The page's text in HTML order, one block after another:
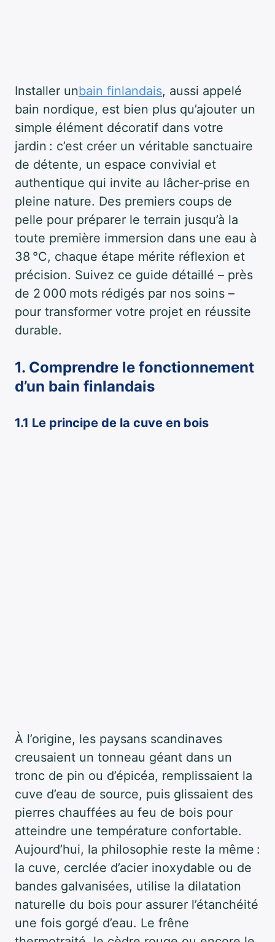
Installer unbain finlandais, aussi appelé
bain nordique, est bien plus qu’ajouter un
simple élément décoratif dans votre
jardin : c’est créer un véritable sanctuaire
de détente, un espace convivial et
authentique qui invite au lâcher‑prise en
pleine nature. Des premiers coups de
pelle pour préparer le terrain jusqu’à la
toute première immersion dans une eau à
38 °C, chaque étape mérite réflexion et
précision. Suivez ce guide détaillé – près
de 2 000 mots rédigés par nos soins –
pour transformer votre projet en réussite
durable.
1. Comprendre le fonctionnement
d’un bain finlandais
1.1 Le principe de la cuve en bois
À l’origine, les paysans scandinaves
creusaient un tonneau géant dans un
tronc de pin ou d’épicéa, remplissaient la
cuve d’eau de source, puis glissaient des
pierres chauffées au feu de bois pour
atteindre une température confortable.
Aujourd’hui, la philosophie reste la même :
la cuve, cerclée d’acier inoxydable ou de
bandes galvanisées, utilise la dilatation
naturelle du bois pour assurer l’étanchéité
une fois gorgé d’eau. Le frêne